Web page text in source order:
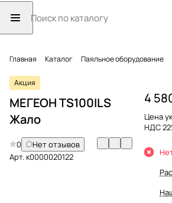
Главная Каталог Паяльное оборудование
Акция
МЕГЕОН TS100ILS
Жало
0
Нет отзывов
Арт.к0000020122
4
Цена
НДС